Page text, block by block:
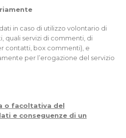
in caso di utilizzo volontario di
quali servizi di commenti, di
contatti, box commenti), e
per l’erogazione del servizio
o facoltativa del
e conseguenze di un